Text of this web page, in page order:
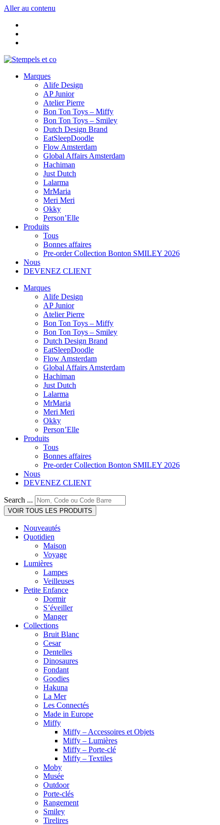
Aller au contenu
Marques
Alife Design
AP Junior
Atelier Pierre
Bon Ton Toys – Miffy
Bon Ton Toys – Smiley
Dutch Design Brand
EatSleepDoodle
Flow Amsterdam
Global Affairs Amsterdam
Hachiman
Just Dutch
Lalarma
MrMaria
Meri Meri
Okky
Person’Elle
Produits
Tous
Bonnes affaires
Pre-order Collection Bonton SMILEY 2026
Nous
DEVENEZ CLIENT
Marques
Alife Design
AP Junior
Atelier Pierre
Bon Ton Toys – Miffy
Bon Ton Toys – Smiley
Dutch Design Brand
EatSleepDoodle
Flow Amsterdam
Global Affairs Amsterdam
Hachiman
Just Dutch
Lalarma
MrMaria
Meri Meri
Okky
Person’Elle
Produits
Tous
Bonnes affaires
Pre-order Collection Bonton SMILEY 2026
Nous
DEVENEZ CLIENT
Search ...
VOIR TOUS LES PRODUITS
Nouveautés
Quotidien
Maison
Voyage
Lumières
Lampes
Veilleuses
Petite Enfance
Dormir
S’éveiller
Manger
Collections
Bruit Blanc
Cesar
Dentelles
Dinosaures
Fondant
Goodies
Hakuna
La Mer
Les Connectés
Made in Europe
Miffy
Miffy – Accessoires et Objets
Miffy – Lumières
Miffy – Porte-clé
Miffy – Textiles
Moby
Musée
Outdoor
Porte-clés
Rangement
Smiley
Tirelires